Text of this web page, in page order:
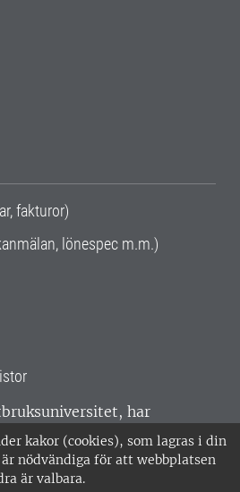
kakor (cookies), som lagras i din
är nödvändiga för att webbplatsen
är valbara.
fakturor)
lönespec m.m.)
har
Sverige. Huvudorter är
Umeå.SLU är
ISO 14001. •